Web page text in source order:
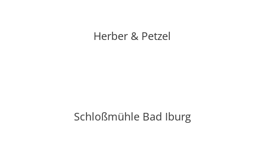
Herber & Petzel
Schloßmühle Bad Iburg